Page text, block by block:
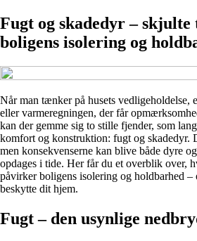
Fugt og skadedyr –
boligens isolering og
Når man tænker på husets vedligeholdelse,
eller varmeregningen, der får
kan der gemme sig to stille fjender, som
komfort og konstruktion: fugt og skadedyr.
men konsekvenserne kan blive både dyre
opdages i tide. Her får du et overblik over,
påvirker boligens isolering og holdbarhed
beskytte dit hjem.
Fugt – den usynlige